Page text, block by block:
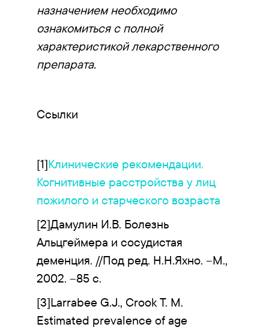
назначением необходимо
ознакомиться с полной
характеристикой лекарственного
препарата.
Ссылки
[1]Клинические рекомендации.
Когнитивные расстройства у лиц
пожилого и старческого возраста
[2]Дамулин И.В. Болезнь
Альцгеймера и сосудистая
деменция. //Под ред. Н.Н.Яхно. –М.,
2002. –85 с.
[3]Larrabee G.J., Crook T. M.
Estimated prevalence of age